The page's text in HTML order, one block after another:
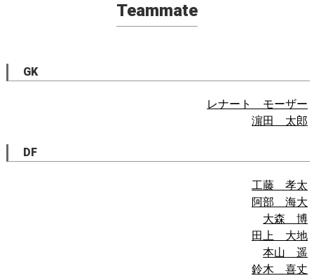
Teammate
GK
レナート モーザー
濵田 太郎
DF
工藤 孝太
阿部 海大
大森 博
田上 大地
本山 遥
鈴木 喜丈